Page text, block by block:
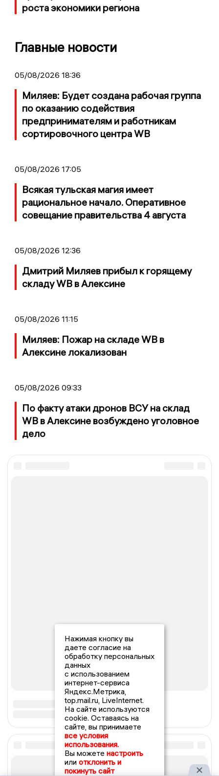
роста экономики региона
Главные новости
05/08/2026 18:36
Миляев: Будет создана рабочая группа
по оказанию содействия
предпринимателям и работникам
сортировочного центра WB
05/08/2026 17:05
Всякая тульская магия имеет
рациональное начало. Оперативное
совещание правительства 4 августа
05/08/2026 12:36
Дмитрий Миляев прибыл к горящему
складу WB в Алексине
05/08/2026 11:15
Миляев: Пожар на складе WB в
Алексине локализован
05/08/2026 09:33
По факту атаки дронов ВСУ на склад
WB в Алексине возбуждено уголовное
дело
Нажимая кнопку вы
даете согласие на
обработку персональных
данных
с использованием
интернет-сервиса
Яндекс.Метрика,
top.mail.ru, LiveInternet.
На сайте используются
cookie. Оставаясь на
сайте, вы принимаете
все условия
использования.
Вы можете настроить
или отклонить и
покинуть сайт